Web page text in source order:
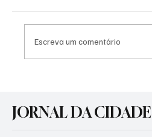
Escreva um comentário
JORNAL DA CIDADE